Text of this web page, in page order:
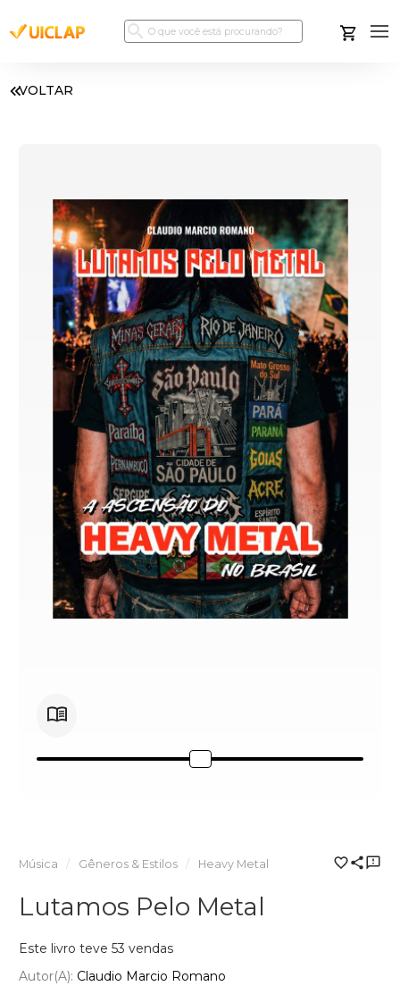
VOLTAR
Música Gêneros & Estilos Heavy Metal
Lutamos Pelo Metal
Este livro teve 53 vendas
Autor(a): Claudio Marcio Romano